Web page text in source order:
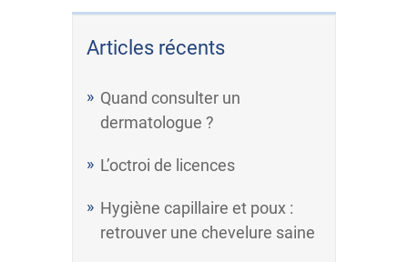
Articles récents
Quand consulter un
dermatologue ?
L’octroi de licences
Hygiène capillaire et poux :
retrouver une chevelure saine